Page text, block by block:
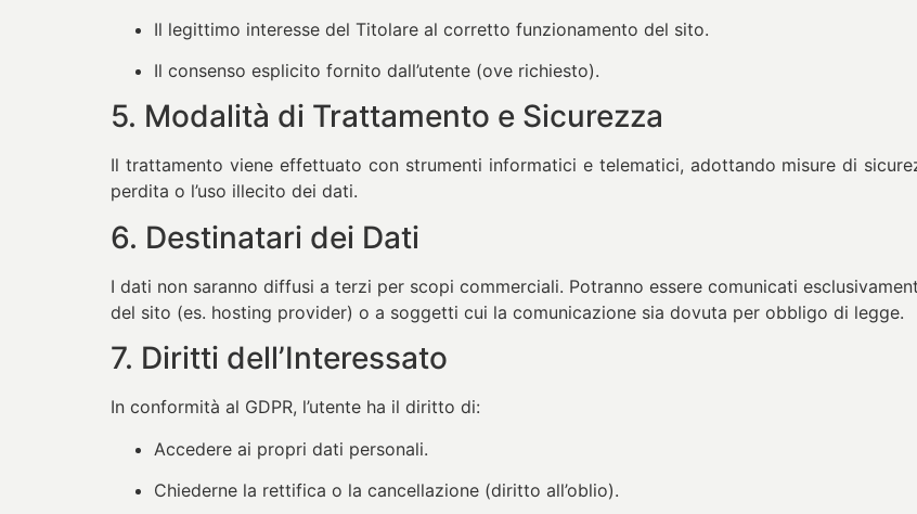
Il legittimo interesse del Titolare al corretto funzionamento del sito.
Il consenso esplicito fornito dall’utente (ove richiesto).
5. Modalità di Trattamento e Sicurezza
Il trattamento viene effettuato con strumenti informatici e telematici, adottando misure di
perdita o l’uso illecito dei dati.
6. Destinatari dei Dati
I dati non saranno diffusi a terzi per scopi commerciali. Potranno essere comunicati
del sito (es. hosting provider) o a soggetti cui la comunicazione sia dovuta per obbligo di legge.
7. Diritti dell’Interessato
In conformità al GDPR, l’utente ha il diritto di:
Accedere ai propri dati personali.
Chiederne la rettifica o la cancellazione (diritto all’oblio).